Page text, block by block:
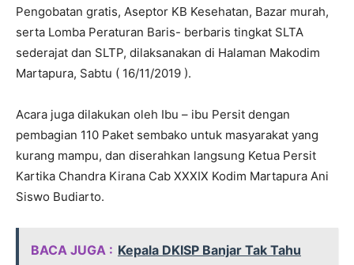
Pengobatan gratis, Aseptor KB Kesehatan, Bazar murah,
serta Lomba Peraturan Baris- berbaris tingkat SLTA
sederajat dan SLTP, dilaksanakan di Halaman Makodim
Martapura, Sabtu ( 16/11/2019 ).
Acara juga dilakukan oleh Ibu – ibu Persit dengan
pembagian 110 Paket sembako untuk masyarakat yang
kurang mampu, dan diserahkan langsung Ketua Persit
Kartika Chandra Kirana Cab XXXIX Kodim Martapura Ani
Siswo Budiarto.
BACA JUGA : Kepala DKISP Banjar Tak Tahu